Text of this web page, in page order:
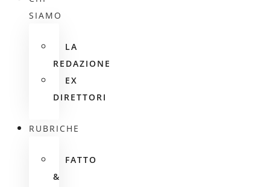
SIAMO
LA
REDAZIONE
EX
DIRETTORI
RUBRICHE
FATTO
&